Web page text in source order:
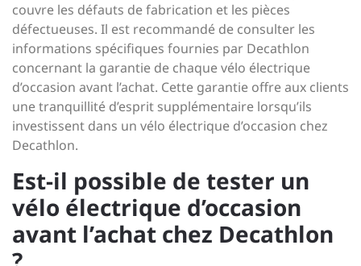
couvre les défauts de fabrication et les pièces
défectueuses. Il est recommandé de consulter les
informations spécifiques fournies par Decathlon
concernant la garantie de chaque vélo électrique
d’occasion avant l’achat. Cette garantie offre aux clients
une tranquillité d’esprit supplémentaire lorsqu’ils
investissent dans un vélo électrique d’occasion chez
Decathlon.
Est-il possible de tester un
vélo électrique d’occasion
avant l’achat chez Decathlon